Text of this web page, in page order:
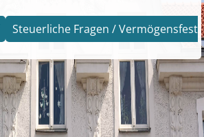
Steuerliche Fragen /